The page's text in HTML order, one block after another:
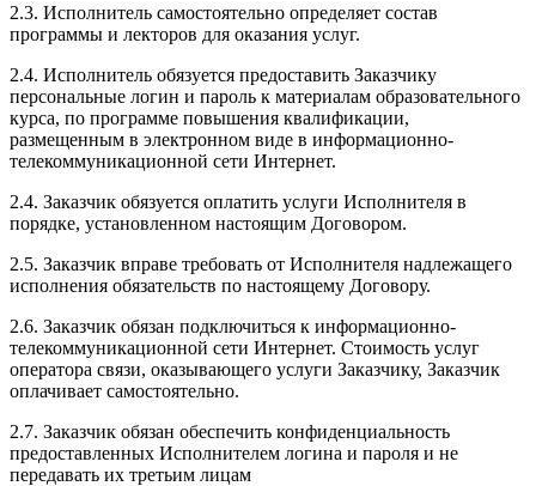
2.3. Исполнитель самостоятельно определяет состав
программы и лекторов для оказания услуг.
2.4. Исполнитель обязуется предоставить Заказчику
персональные логин и пароль к материалам образовательного
курса, по программе повышения квалификации,
размещенным в электронном виде в информационно-
телекоммуникационной сети Интернет.
2.4. Заказчик обязуется оплатить услуги Исполнителя в
порядке, установленном настоящим Договором.
2.5. Заказчик вправе требовать от Исполнителя надлежащего
исполнения обязательств по настоящему Договору.
2.6. Заказчик обязан подключиться к информационно-
телекоммуникационной сети Интернет. Стоимость услуг
оператора связи, оказывающего услуги Заказчику, Заказчик
оплачивает самостоятельно.
2.7. Заказчик обязан обеспечить конфиденциальность
предоставленных Исполнителем логина и пароля и не
передавать их третьим лицам